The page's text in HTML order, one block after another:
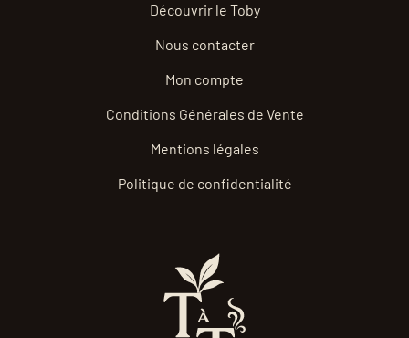
Découvrir le Toby
Nous contacter
Mon compte
Conditions Générales de Vente
Mentions légales
Politique de confidentialité